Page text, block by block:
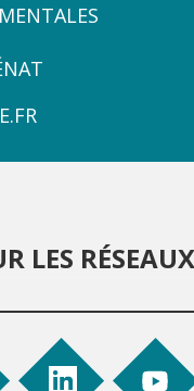
LES RÉSEAUX